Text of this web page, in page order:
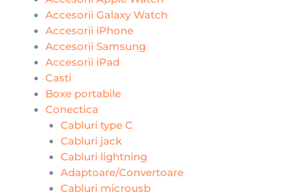
Accesorii Galaxy Watch
Accesorii iPhone
Accesorii Samsung
Accesorii iPad
Casti
Boxe portabile
Conectica
Cabluri type C
Cabluri jack
Cabluri lightning
Adaptoare/Convertoare
Cabluri microusb